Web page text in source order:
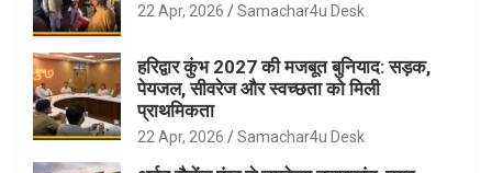
22 Apr, 2026 Samachar4u Desk
हरिद्वार कुंभ 2027 की मजबूत बुनियाद: सड़क,
पेयजल, सीवरेज और स्वच्छता को मिली
प्राथमिकता
22 Apr, 2026 Samachar4u Desk